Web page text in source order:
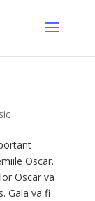
Oscar.
Oscar va
Gala va fi